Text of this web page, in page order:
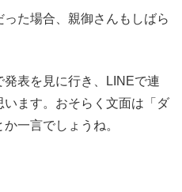
た場合、親御さんもしばら
表を見に行き、LINEで連
ます。おそらく文面は「ダ
一言でしょうね。